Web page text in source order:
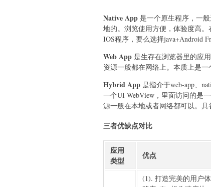
Native App 是一个原生程序，一
地的。浏览使用方便，体验度高。
IOS程序，要么选择java+Android
Web App 是生存在浏览器里的应
资源一般都在网络上。本质上是一
Hybrid App 是指介于web-app、
一个UI WebView，里面访问的是
源一般在本地或者网络都可以。具
三者优缺点对比
应用
类型
优点
(1). 打造完美的用户